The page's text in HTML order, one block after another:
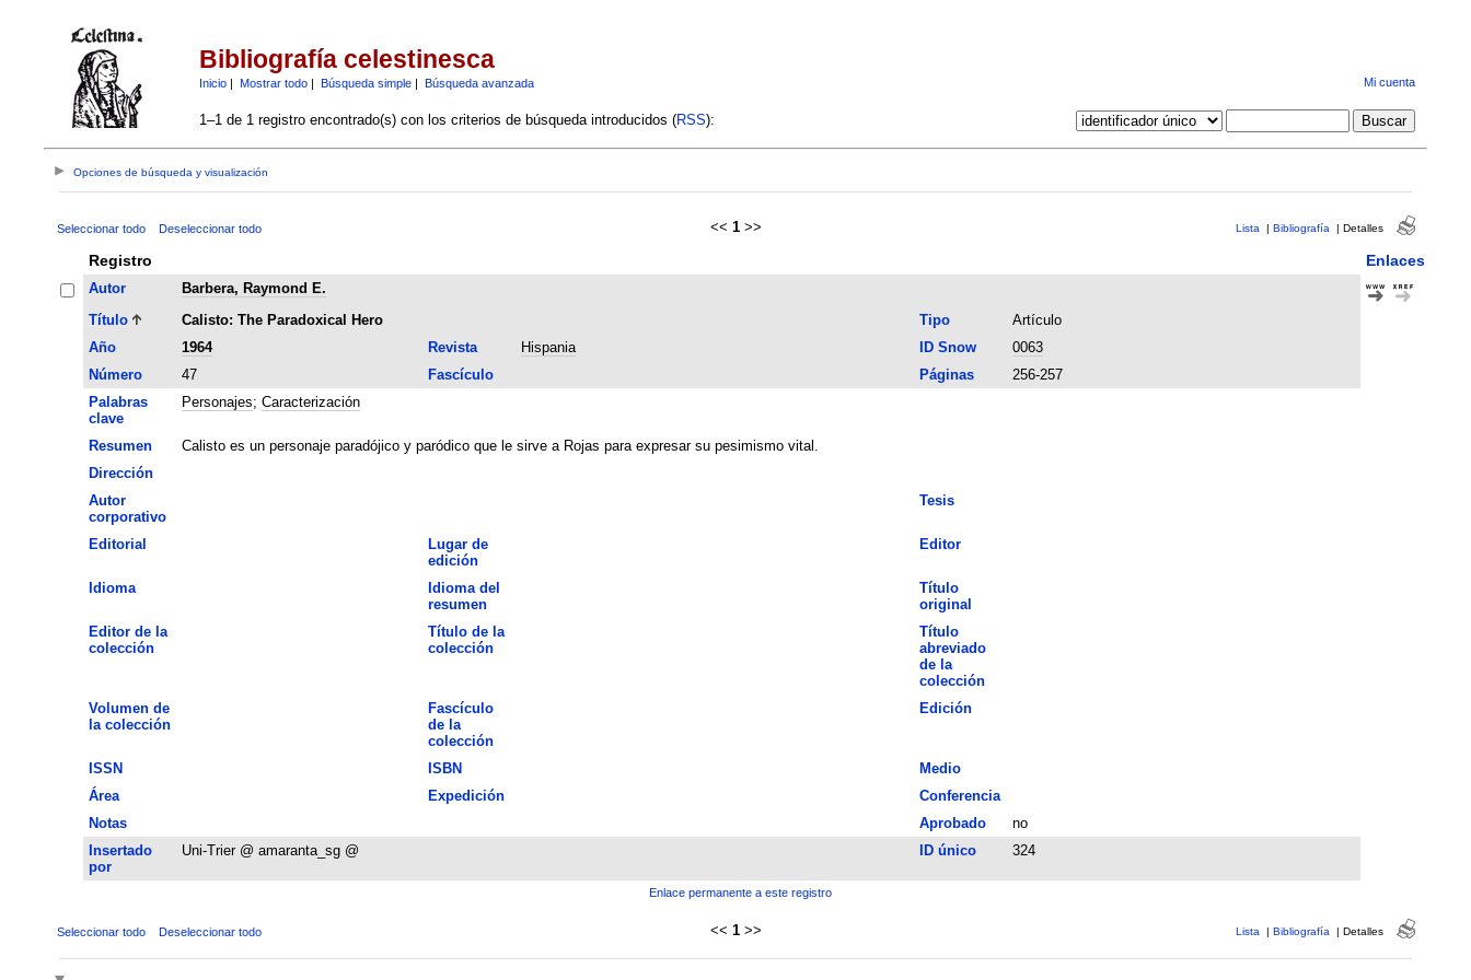
Bibliografía celestinesca
Inicio| Mostrar todo| Búsqueda simple| Búsqueda avanzada Mi cuenta
1–1 de 1 registro encontrado(s) con los criterios de búsqueda introducidos (RSS):
Opciones de búsqueda y visualización
Seleccionar todo Deseleccionar todo << 1 >> Lista | Bibliografía | Detalles
Registro Enlaces
Autor
Barbera, Raymond E.
Título
Calisto: The Paradoxical Hero Tipo
Artículo
Año
1964 Revista Hispania ID Snow
0063
Número
47 Fascículo Páginas
256-257
Palabras
clave
Personajes; Caracterización
Resumen
Calisto es un personaje paradójico y paródico que le sirve a Rojas para expresar su pesimismo vital.
Dirección
Autor
corporativo
Tesis
Editorial
Lugar de
edición
Editor
Idioma
Idioma del
resumen
Título
original
Editor de la
colección
Título de la
colección
Título
abreviado
de la
colección
Volumen de
la colección
Fascículo
de la
colección
Edición
ISSN ISBN
Medio
Área
Expedición
Conferencia
Notas
Aprobado
no
Insertado
por
Uni-Trier @ amaranta_sg @ ID único 324
Enlace permanente a este registro
Seleccionar todo Deseleccionar todo << 1 >> Lista | Bibliografía | Detalles